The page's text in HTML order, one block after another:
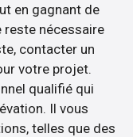
en gagnant de
reste nécessaire
contacter un
votre projet.
qualifié qui
Il vous
telles que des